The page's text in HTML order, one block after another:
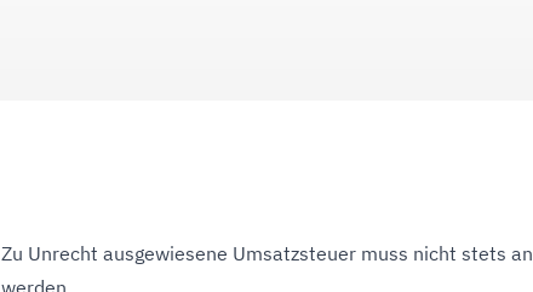
Zu Unrecht ausgewiesene Umsatzsteuer muss nicht stets
werden